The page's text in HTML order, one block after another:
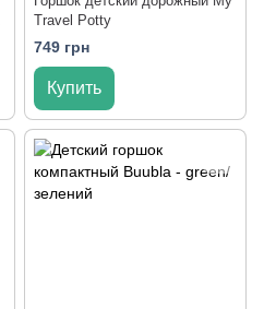
Travel Potty
749 грн
Купить